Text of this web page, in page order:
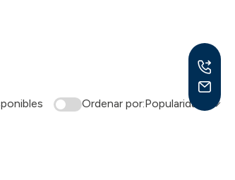
Ordenar por:Popularidad